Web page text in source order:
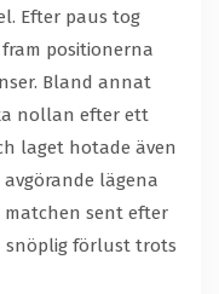
Efter paus tog
positionerna
Bland annat
nollan efter ett
laget hotade även
lägena
matchen sent efter
snöplig förlust trots